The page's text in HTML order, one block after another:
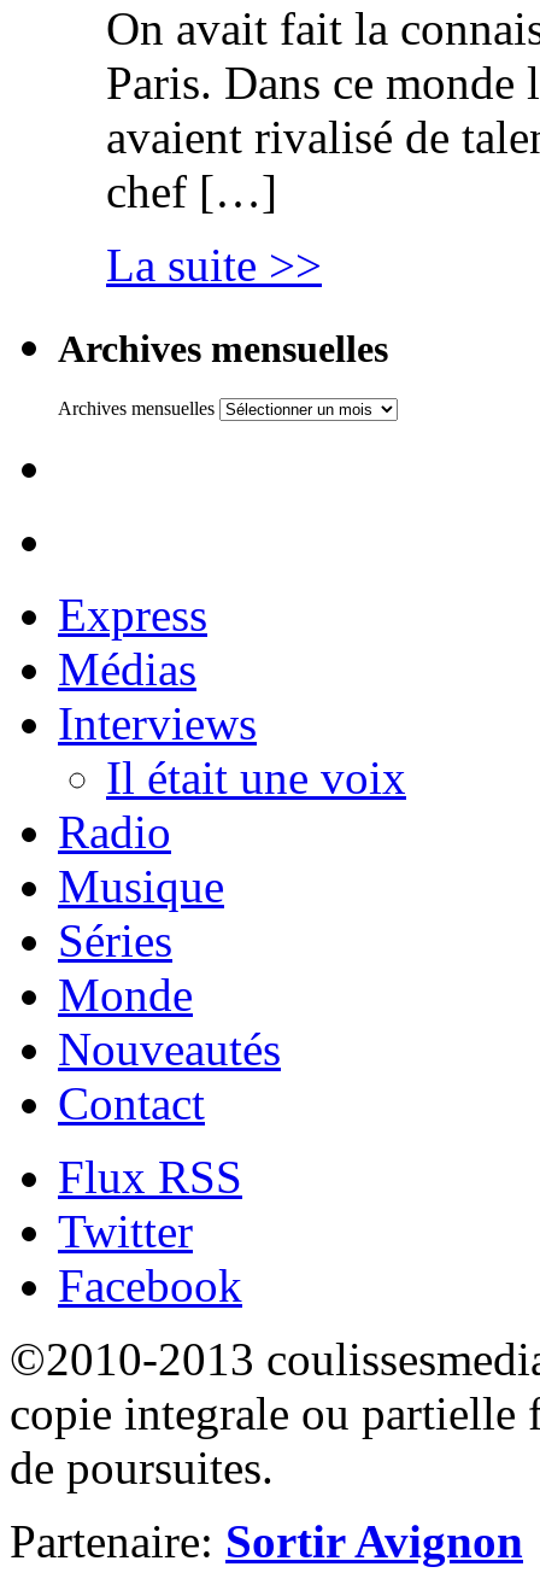
On avait fait la
Paris. Dans ce
avaient rivalisé de
chef […]
La suite >>
Archives mensuelles
Archives mensuelles
Express
Médias
Interviews
Il était une voix
Radio
Musique
Séries
Monde
Nouveautés
Contact
Flux RSS
Twitter
Facebook
©2010-2013
copie integrale ou partielle
de poursuites.
Partenaire: Sortir Avignon